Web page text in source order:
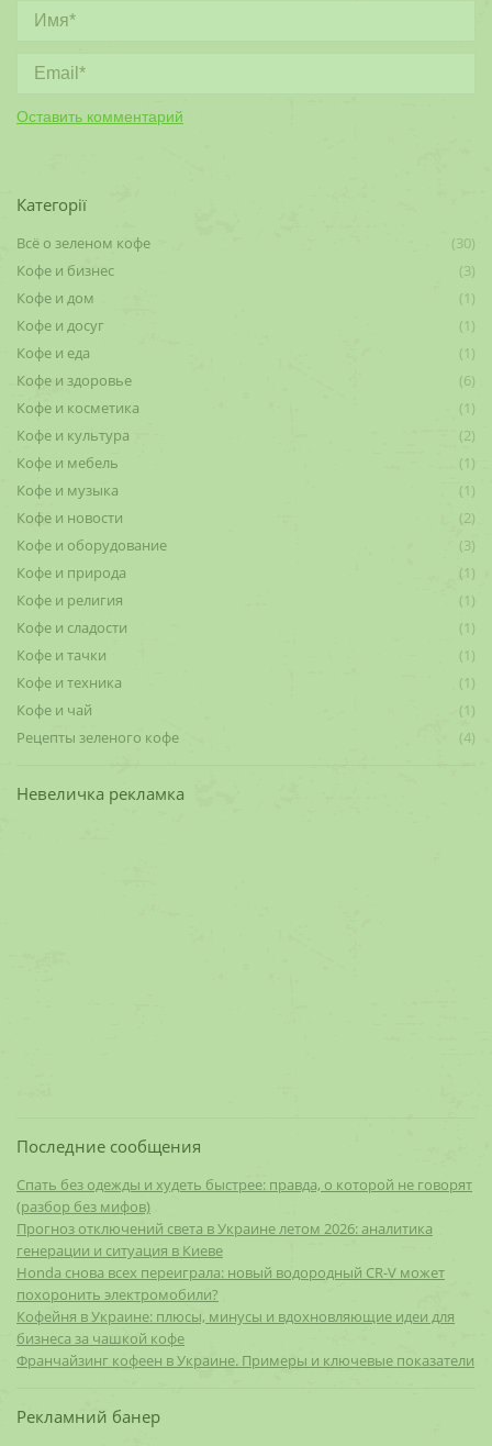
Имя *
Email *
Оставить комментарий
Категорії
Всё о зеленом кофе
(30)
Кофе и бизнес
(3)
Кофе и дом
(1)
Кофе и досуг
(1)
Кофе и еда
(1)
Кофе и здоровье
(6)
Кофе и косметика
(1)
Кофе и культура
(2)
Кофе и мебель
(1)
Кофе и музыка
(1)
Кофе и новости
(2)
Кофе и оборудование
(3)
Кофе и природа
(1)
Кофе и религия
(1)
Кофе и сладости
(1)
Кофе и тачки
(1)
Кофе и техника
(1)
Кофе и чай
(1)
Рецепты зеленого кофе
(4)
Невеличка рекламка
Последние сообщения
Спать без одежды и худеть быстрее: правда, о которой не говорят
(разбор без мифов)
Прогноз отключений света в Украине летом 2026: аналитика
генерации и ситуация в Киеве
Honda снова всех переиграла: новый водородный CR-V может
похоронить электромобили?
Кофейня в Украине: плюсы, минусы и вдохновляющие идеи для
бизнеса за чашкой кофе
Франчайзинг кофеен в Украине. Примеры и ключевые показатели
Рекламний банер